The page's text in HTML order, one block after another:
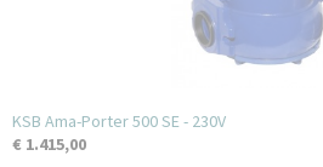
KSB Ama-Porter 500 SE - 230V
€ 1.415,00